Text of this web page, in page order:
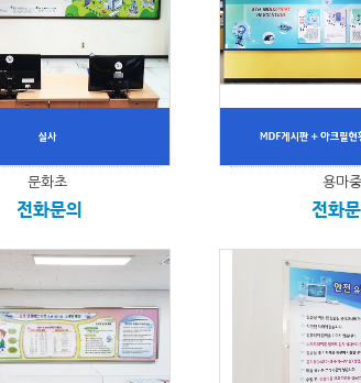
문화초
전화문의
용마중
전화